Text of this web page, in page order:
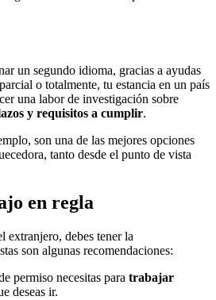
un segundo idioma, gracias a ayudas
o totalmente, tu estancia en un país
una labor de investigación sobre
y requisitos a cumplir.
son una de las mejores opciones
tanto desde el punto de vista
en regla
extranjero, debes tener la
son algunas recomendaciones:
permiso necesitas para trabajar
deseas ir.